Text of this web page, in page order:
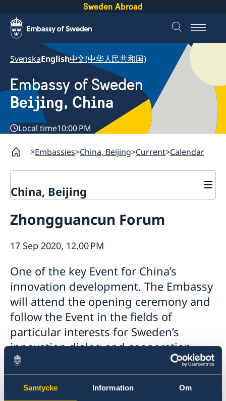
Samtycke Information Om
Sweden Abroad
SvenskaEnglish中文(中华人民共和国)
Embassy of Sweden
Beijing, China
Local time10:00 PM
Embassies China, Beijing Current Calendar
China, Beijing
Book an appointment
About us
Open positions
Swedish Organisations
Closed days 2026
Current
News
Zhongguancun Forum
17 Sep 2020, 12.00 PM
One of the key Event for China’s
innovation development. The Embassy
will attend the opening ceremony and
follow the Event in the fields of
particular interests for Sweden’s
innovation dialog and cooperation
with China, such as innovation policy,
innovation finance, digitalization, life
science and IPR-related issues.